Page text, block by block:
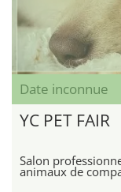
Date inconnue
YC PET FAIR
Salon
animaux de